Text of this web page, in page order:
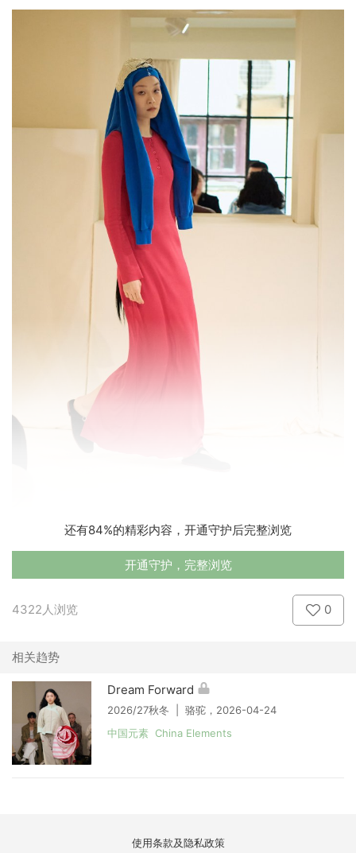
还有84%的精彩内容，开通守护后完整浏览
开通守护，完整浏览
4322人浏览 0
相关趋势
Dream Forward
2026/27秋冬 | 骆驼，2026-04-24
中国元素 China Elements
使用条款及隐私政策